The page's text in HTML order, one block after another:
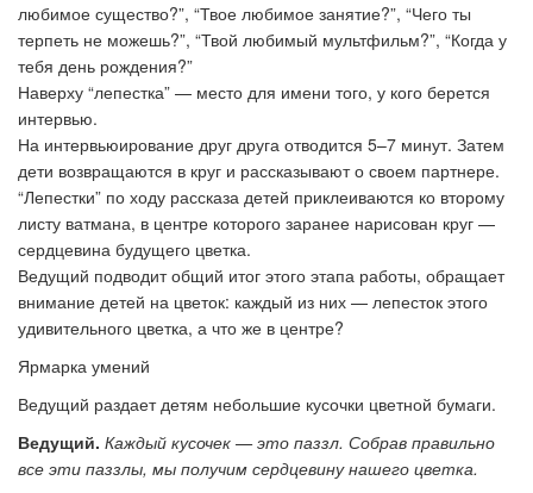
любимое существо?”, “Твое любимое занятие?”, “Чего ты
терпеть не можешь?”, “Твой любимый мультфильм?”, “Когда у
тебя день рождения?”
Наверху “лепестка” — место для имени того, у кого берется
интервью.
На интервьюирование друг друга отводится 5–7 минут. Затем
дети возвращаются в круг и рассказывают о своем партнере.
“Лепестки” по ходу рассказа детей приклеиваются ко второму
листу ватмана, в центре которого заранее нарисован круг —
сердцевина будущего цветка.
Ведущий подводит общий итог этого этапа работы, обращает
внимание детей на цветок: каждый из них — лепесток этого
удивительного цветка, а что же в центре?
Ярмарка умений
Ведущий раздает детям небольшие кусочки цветной бумаги.
Ведущий. Каждый кусочек — это паззл. Собрав правильно
все эти паззлы, мы получим сердцевину нашего цветка.